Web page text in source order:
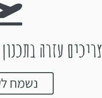
צריכים עזרה
נשמח